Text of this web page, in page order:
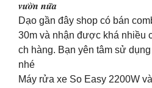
𝒗𝒖̛𝒐̛̀𝒏 𝒏𝒖̛̃𝒂
Dạo gần đây shop có bán
30m và nhận được khá nhiều
ch hàng. Bạn yên tâm sử
nhé
Máy rửa xe So Easy 2200W